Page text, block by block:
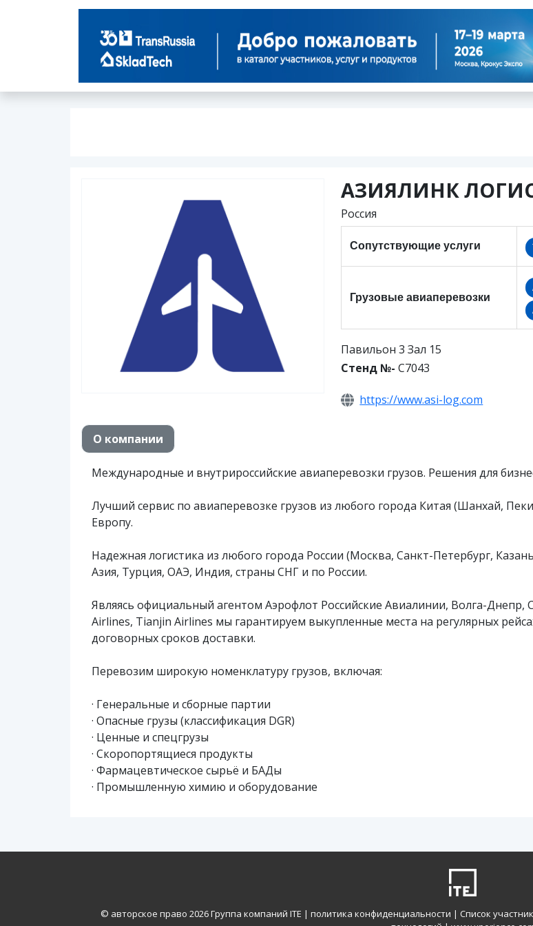
АЗИЯЛИНК
Россия
Сопутствующие услуги
Грузовые авиаперевозки
Павильон 3 Зал 15
Стенд №-C7043
https://www.asi-log.com
О компании
Международные и внутрироссийские авиаперевозки грузов. Решения для
Лучший сервис по авиаперевозке грузов из любого города Китая (Шанхай,
Европу.
Надежная логистика из любого города России (Москва, Санкт-Петербург,
Азия, Турция, ОАЭ, Индия, страны СНГ и по России.
Являясь официальный агентом Аэрофлот Российские Авиалинии, Волга-Днепр,
Airlines, Tianjin Airlines мы гарантируем выкупленные места на регулярных
договорных сроков доставки.
Перевозим широкую номенклатуру грузов, включая:
· Генеральные и сборные партии
· Опасные грузы (классификация DGR)
· Ценные и спецгрузы
· Скоропортящиеся продукты
· Фармацевтическое сырьё и БАДы
· Промышленную химию и оборудование
© авторское право 2026 Группа компаний ITE | политика конфиденциальности | Список